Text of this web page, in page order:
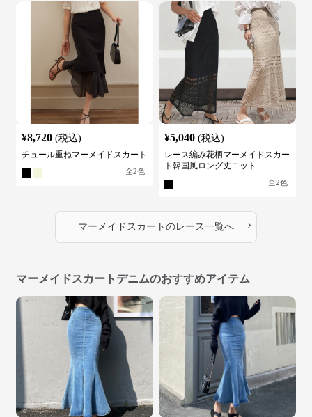
¥8,720 (税込)
チュール重ねマーメイドスカート
全2色
¥5,040 (税込)
レース編み花柄マーメイドスカー
ト韓国風ロング丈ニット
全2色
マーメイドスカート のレース一覧へ ›
マーメイドスカートデニムのおすすめアイテム